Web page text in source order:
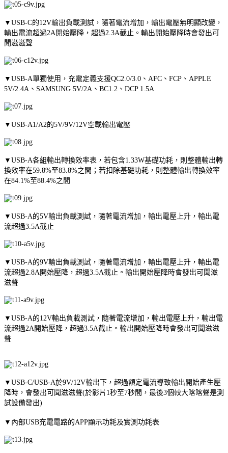
▼USB-C的12V輸出負載測試，隨著電流增加，輸出電壓無明顯改變，
輸出電流超過2A開始壓降，超過2.3A截止。輸出開始壓降時會發出可
聞滋滋聲
▼USB-A單獨使用，充電定義支援QC2.0/3.0、AFC、FCP、APPLE
5V/2.4A、SAMSUNG 5V/2A、BC1.2、DCP 1.5A
▼USB-A1/A2的5V/9V/12V空載輸出電壓
▼USB-A各組輸出轉換效率表，若包含1.33W基礎功耗，則整體輸出轉
換效率在59.8%至83.8%之間；若扣除基礎功耗，則整體輸出轉換效率
在84.1%至88.4%之間
▼USB-A的5V輸出負載測試，隨著電流增加，輸出電壓上升，輸出電
流超過3.5A截止
▼USB-A的9V輸出負載測試，隨著電流增加，輸出電壓上升，輸出電
流超過2.8A開始壓降，超過3.5A截止。輸出開始壓降時會發出可聞滋
滋聲
▼USB-A的12V輸出負載測試，隨著電流增加，輸出電壓上升，輸出電
流超過2A開始壓降，超過3.5A截止。輸出開始壓降時會發出可聞滋滋
聲
▼USB-C/USB-A於9V/12V輸出下，超過額定電流導致輸出開始產生壓
降時，會發出可聞滋滋聲(於影片1秒至7秒間，最後3個較大喀喀聲是測
試設備發出)
▼內部USB充電電路的APP顯示功耗及實測功耗表